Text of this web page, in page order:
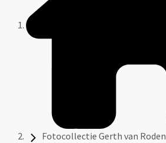
Fotocollectie Gerth van Roden